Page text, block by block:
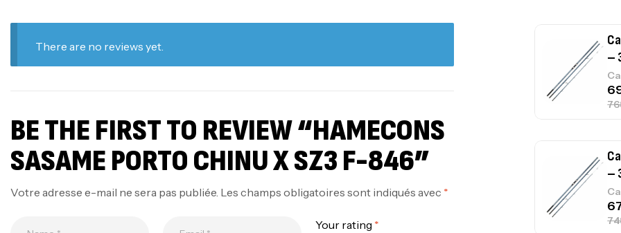
There are no reviews yet.
BE THE FIRST TO REVIEW “HAMECONS
SASAME PORTO CHINU X SZ3 F-846”
Votre adresse e-mail ne sera pas publiée. Les champs obligatoires sont indiqués avec *
Your rating *
–
–